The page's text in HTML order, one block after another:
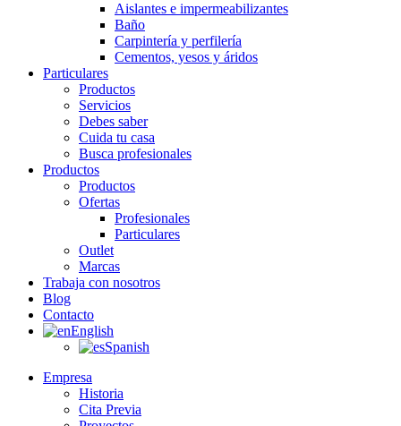
Aislantes e impermeabilizantes
Baño
Carpintería y perfilería
Cementos, yesos y áridos
Particulares
Productos
Servicios
Debes saber
Cuida tu casa
Busca profesionales
Productos
Productos
Ofertas
Profesionales
Particulares
Outlet
Marcas
Trabaja con nosotros
Blog
Contacto
English
Spanish
Empresa
Historia
Cita Previa